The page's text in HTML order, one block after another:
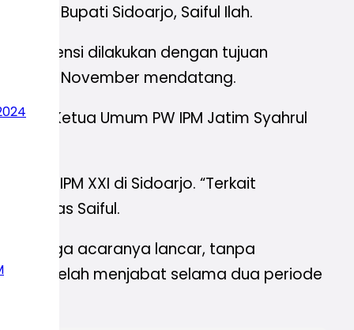
oleh Bupati Sidoarjo, Saiful Ilah.
Audiensi dilakukan dengan tujuan
November mendatang.
Ketua Umum PW IPM Jatim Syahrul
IPM XXI di Sidoarjo. “Terkait
tegas Saiful.
”Semoga acaranya lancar, tanpa
yang telah menjabat selama dua periode